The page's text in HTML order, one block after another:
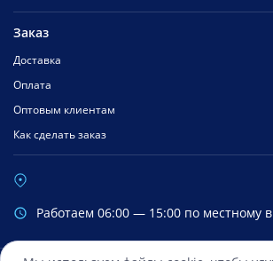
Заказ
Доставка
Оплата
Оптовым клиентам
Как сделать заказ
Работаем 06:00 — 15:00 по местному